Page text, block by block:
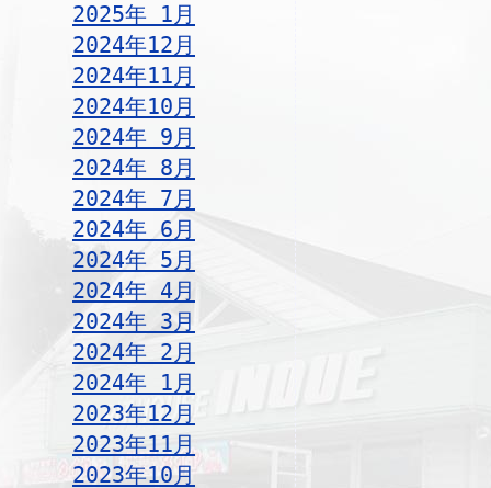
2025年 1月
2024年12月
2024年11月
2024年10月
2024年 9月
2024年 8月
2024年 7月
2024年 6月
2024年 5月
2024年 4月
2024年 3月
2024年 2月
2024年 1月
2023年12月
2023年11月
2023年10月